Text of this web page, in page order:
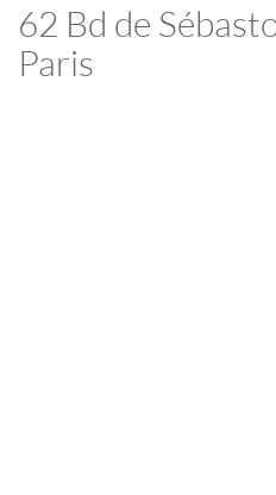
62 Bd de
Paris